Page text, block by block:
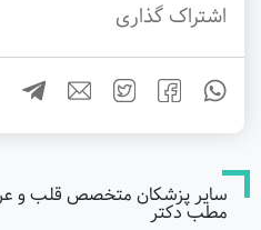
اشتراک گذاری
سایر پزشکان متخصص قلب و
مطب دکتر